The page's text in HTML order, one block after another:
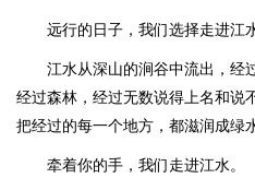
远行的日子，我们选择走进江
江水从深山的涧谷中流出，经
经过森林，经过无数说得上名和说
把经过的每一个地方，都滋润成绿
牵着你的手，我们走进江水。